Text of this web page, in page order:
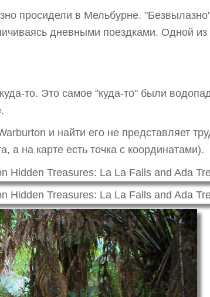
просидели в Мельбурне.
дневными поездками. Одной
то. Это самое "куда-то" были
.
и найти его не представляет
а на карте есть точка с координатами).